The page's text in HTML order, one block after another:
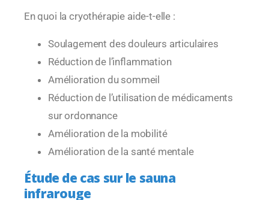
En quoi la cryothérapie aide-t-elle :
Soulagement des douleurs articulaires
Réduction de l’inflammation
Amélioration du sommeil
Réduction de l’utilisation de médicaments
sur ordonnance
Amélioration de la mobilité
Amélioration de la santé mentale
Étude de cas sur le sauna
infrarouge